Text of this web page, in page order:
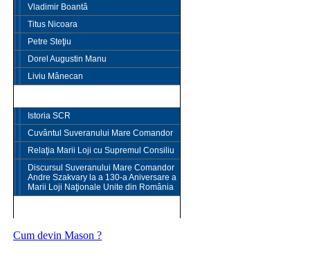
Vladimir Boantă
Titus Nicoara
Petre Steţiu
Dorel Augustin Manu
Liviu Mânecan
Istoria SCR
Cuvântul Suveranului Mare Comandor
Relaţia Marii Loji cu Supremul Consiliu
Discursul Suveranului Mare Comandor
Andre Szakvary la a 130-a Aniversare a
Marii Loji Naţionale Unite din România
Cum devin Mason ?